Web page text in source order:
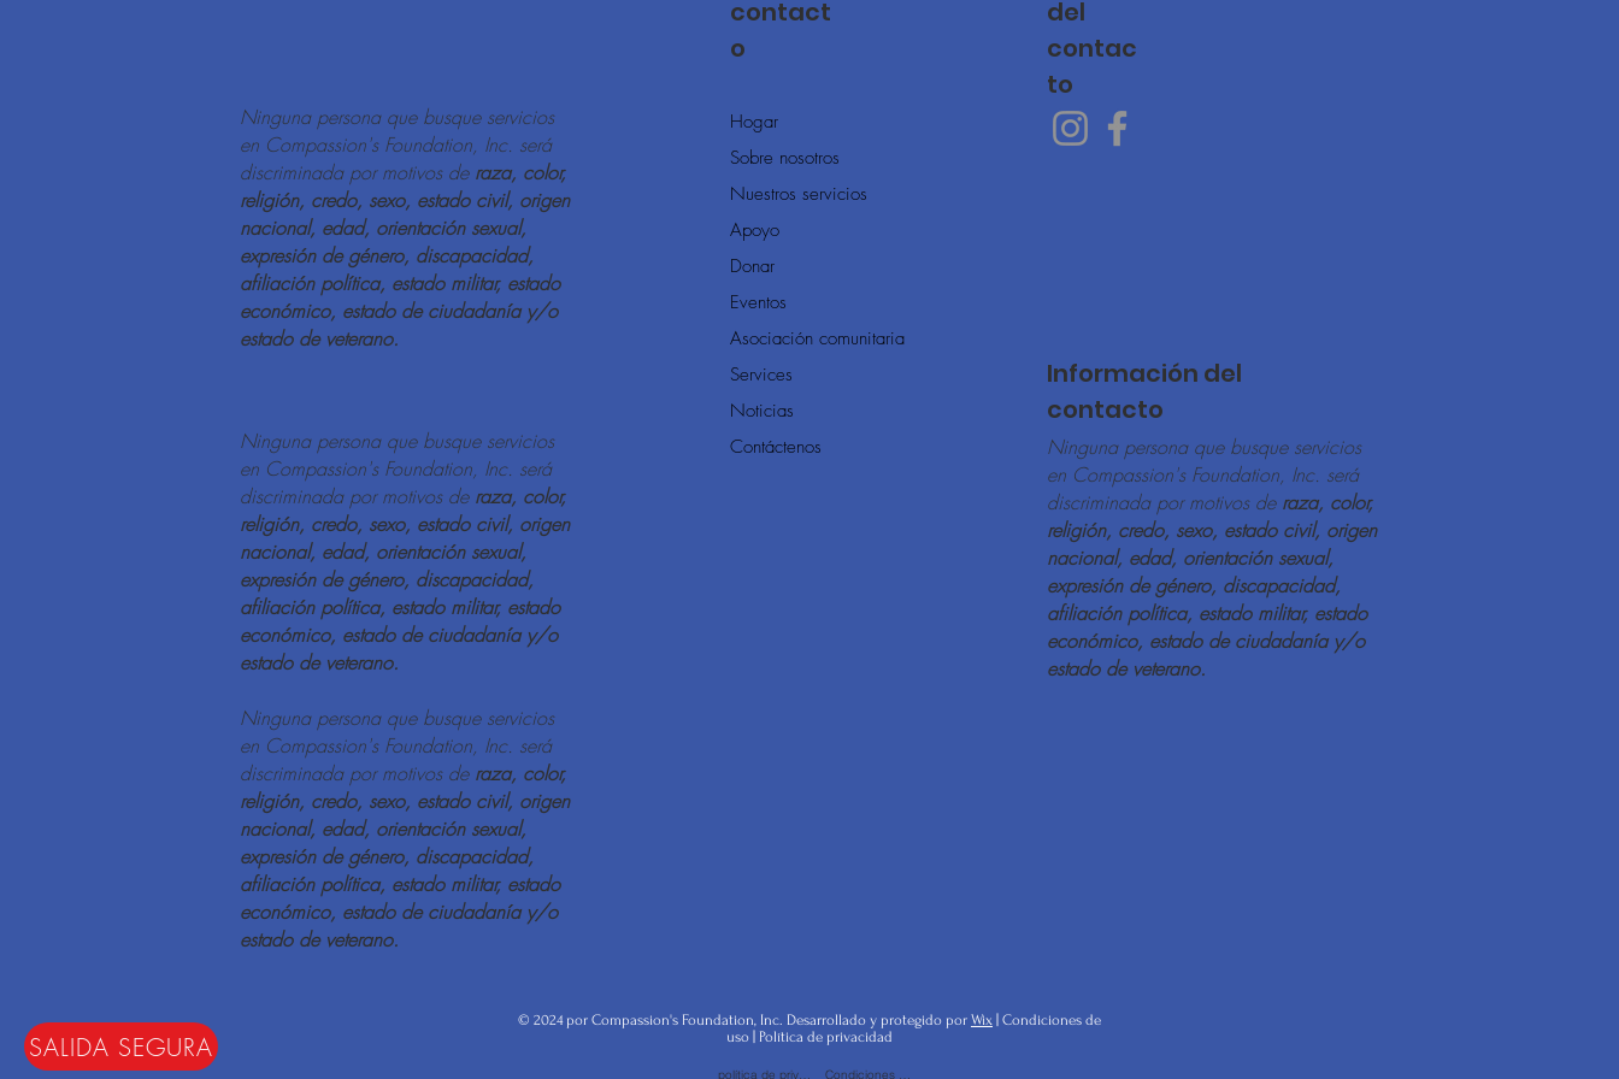
SALIDA SEGURA
Ninguna persona que busque servicios
en Compassion's Foundation, Inc. será
discriminada por motivos de raza, color,
religión, credo, sexo, estado civil, origen
nacional, edad, orientación sexual,
expresión de género, discapacidad,
afiliación política, estado militar, estado
económico, estado de ciudadanía y/o
estado de veterano.
Ninguna persona que busque servicios
en Compassion's Foundation, Inc. será
discriminada por motivos de raza, color,
religión, credo, sexo, estado civil, origen
nacional, edad, orientación sexual,
expresión de género, discapacidad,
afiliación política, estado militar, estado
económico, estado de ciudadanía y/o
estado de veterano.
Ninguna persona que busque servicios
en Compassion's Foundation, Inc. será
discriminada por motivos de raza, color,
religión, credo, sexo, estado civil, origen
nacional, edad, orientación sexual,
expresión de género, discapacidad,
afiliación política, estado militar, estado
económico, estado de ciudadanía y/o
estado de veterano.
contact
o
Hogar
Sobre nosotros
Nuestros servicios
Apoyo
Donar
Eventos
Asociación comunitaria
Services
Noticias
Contáctenos
del
contac
to
Información del
contacto
Ninguna persona que busque servicios
en Compassion's Foundation, Inc. será
discriminada por motivos de raza, color,
religión, credo, sexo, estado civil, origen
nacional, edad, orientación sexual,
expresión de género, discapacidad,
afiliación política, estado militar, estado
económico, estado de ciudadanía y/o
estado de veterano.
© 2024 por Compassion's Foundation, Inc. Desarrollado y protegido por Wix Condiciones de
uso
Política de privacidad
política de privacidad Condiciones de uso